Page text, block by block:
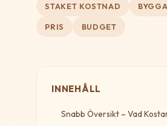
STAKET KOSTNAD
PRIS BUDGET
INNEHÅLL
Snabb Översikt – Vad